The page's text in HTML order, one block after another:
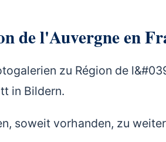
de l'Auvergne en
zu Région de
in Bildern.
soweit vorhanden, zu